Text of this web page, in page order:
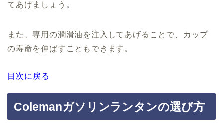
てあげましょう。
また、専用の潤滑油を注入してあげることで、カップ
の寿命を伸ばすこともできます。
目次に戻る
Colemanガソリンランタンの選び方